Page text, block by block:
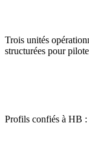
Trois unités
structurées pour
Profils confiés à HB :